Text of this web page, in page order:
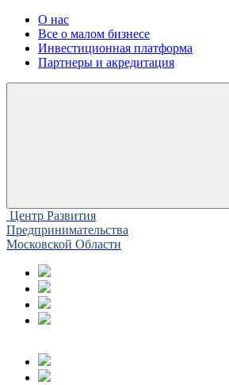
О нас
Все о малом бизнесе
Инвестиционная платформа
Партнеры и акредитация
Центр Развития
Предпринимательства
Московской Области